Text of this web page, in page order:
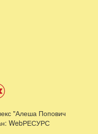
"Алеша Попович
WebРЕСУРС